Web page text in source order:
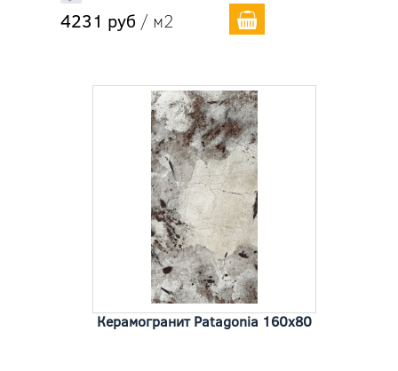
4231 руб / м2
Керамогранит Patagonia 160x80